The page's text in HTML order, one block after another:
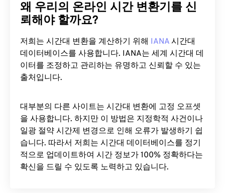
왜 우리의 온라인 시간 변환기를 신
뢰해야 할까요?
저희는 시간대 변환을 계산하기 위해 IANA 시간대
데이터베이스를 사용합니다. IANA는 세계 시간대 데
이터를 조정하고 관리하는 유명하고 신뢰할 수 있는
출처입니다.
대부분의 다른 사이트는 시간대 변환에 ​​고정 오프셋
을 사용합니다. 하지만 이 방법은 지정학적 사건이나
일광 절약 시간제 변경으로 인해 오류가 발생하기 쉽
습니다. 따라서 저희는 시간대 데이터베이스를 정기
적으로 업데이트하여 시간 정보가 100% 정확하다는
확신을 드릴 수 있도록 노력하고 있습니다.